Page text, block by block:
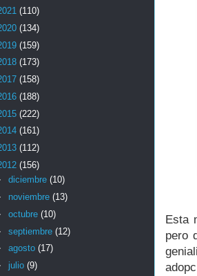
Esta
pero
(110)
(134)
(159)
(173)
(158)
(188)
(222)
(161)
(112)
(156)
diciembre (10)
noviembre (13)
octubre (10)
septiembre (12)
agosto (17)
julio (9)